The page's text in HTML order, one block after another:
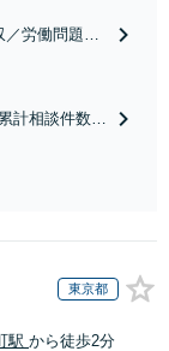
／労働問題／
会社内のト
、事後の解決
累計相談件数20
メイドの解決
話を丁寧にう
あるのか、何
東京都
駅 から徒歩2分